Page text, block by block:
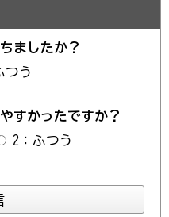
ましたか？
つう
すかったですか？
2：ふつう